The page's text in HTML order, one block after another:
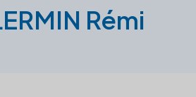
Rémi